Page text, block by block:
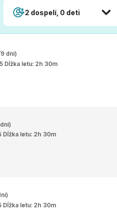
2 dospelí, 0 deti
dní)
Dĺžka letu: 2h 30m
Dĺžka letu: 2h 30m
Dĺžka letu: 2h 30m